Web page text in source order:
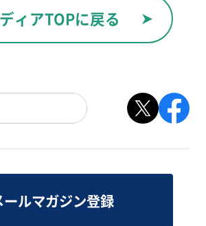
ィアTOPに戻る
ールマガジン登録